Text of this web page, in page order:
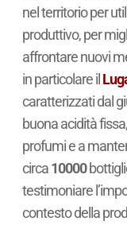
nel territorio per
produttivo, per
affrontare nuovi
in particolare il
caratterizzati dal
buona acidità
profumi e a
circa10000
testimoniare
contesto della